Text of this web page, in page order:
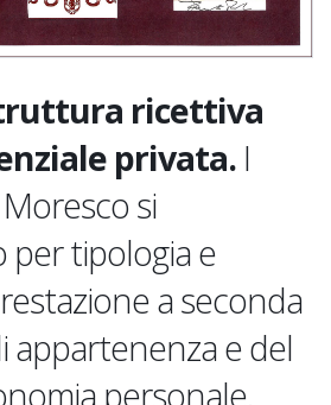
ricettiva
privata. I
si
tipologia e
a seconda
appartenenza e del
personale.